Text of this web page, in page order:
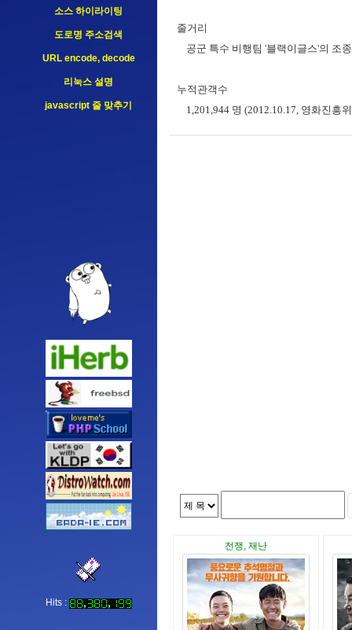
소스 하이라이팅
도로명 주소검색
URL encode, decode
리눅스 설명
javascript 줄 맞추기
Hits :
줄거리
공군 특수 비행팀 '블랙이글스'의 조
누적관객수
1,201,944 명 (2012.10.17, 영화진흥
전쟁, 재난